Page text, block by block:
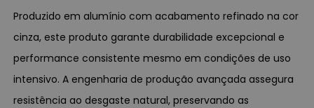
Produzido em alumínio com acabamento refinado na cor
cinza, este produto garante durabilidade excepcional e
performance consistente mesmo em condições de uso
intensivo. A engenharia de produção avançada assegura
resistência ao desgaste natural, preservando as